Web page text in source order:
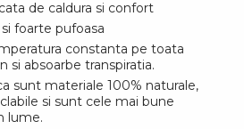
de caldura si confort
foarte pufoasa
constanta pe toata
si absoarbe transpiratia.
sunt materiale 100% naturale,
si sunt cele mai bune
lume.